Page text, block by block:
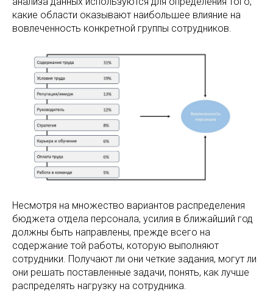
какие области оказывают наибольшее влияние на
вовлеченность конкретной группы сотрудников.
Несмотря на множество вариантов распределения
бюджета отдела персонала, усилия в ближайший год
должны быть направлены, прежде всего на
содержание той работы, которую выполняют
сотрудники. Получают ли они четкие задания, могут ли
они решать поставленные задачи, понять, как лучше
распределять нагрузку на сотрудника.